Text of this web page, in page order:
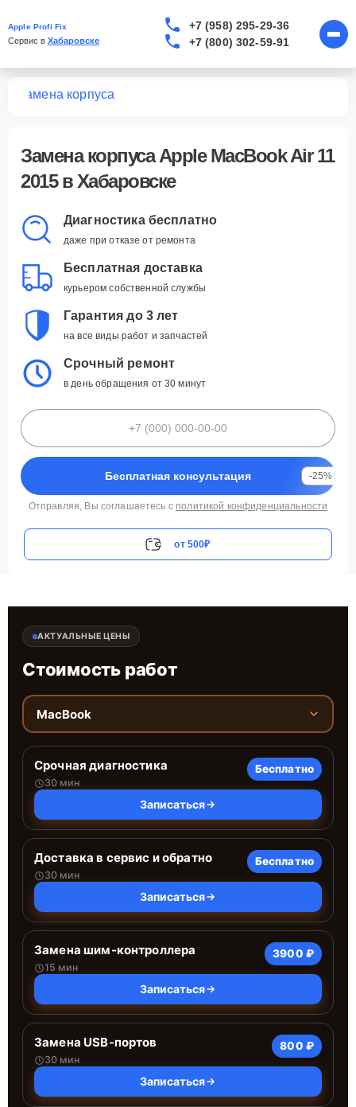
Apple Profi Fix
Сервис в Хабаровске
+7 (958) 295-29-36
+7 (800) 302-59-91
Замена корпуса
Замена корпуса Apple MacBook Air 11
2015 в Хабаровске
Диагностика бесплатно
даже при отказе от ремонта
Бесплатная доставка
курьером собственной службы
Гарантия до 3 лет
на все виды работ и запчастей
Срочный ремонт
в день обращения от 30 минут
Бесплатная консультация -25%
Отправляя, Вы соглашаетесь с политикой конфиденциальности
от 500₽
АКТУАЛЬНЫЕ ЦЕНЫ
Стоимость работ
MacBook
Срочная диагностика
30 мин
Бесплатно
Записаться
Доставка в сервис и обратно
30 мин
Бесплатно
Записаться
Замена шим-контроллера
15 мин
3900 ₽
Записаться
Замена USB-портов
30 мин
800 ₽
Записаться